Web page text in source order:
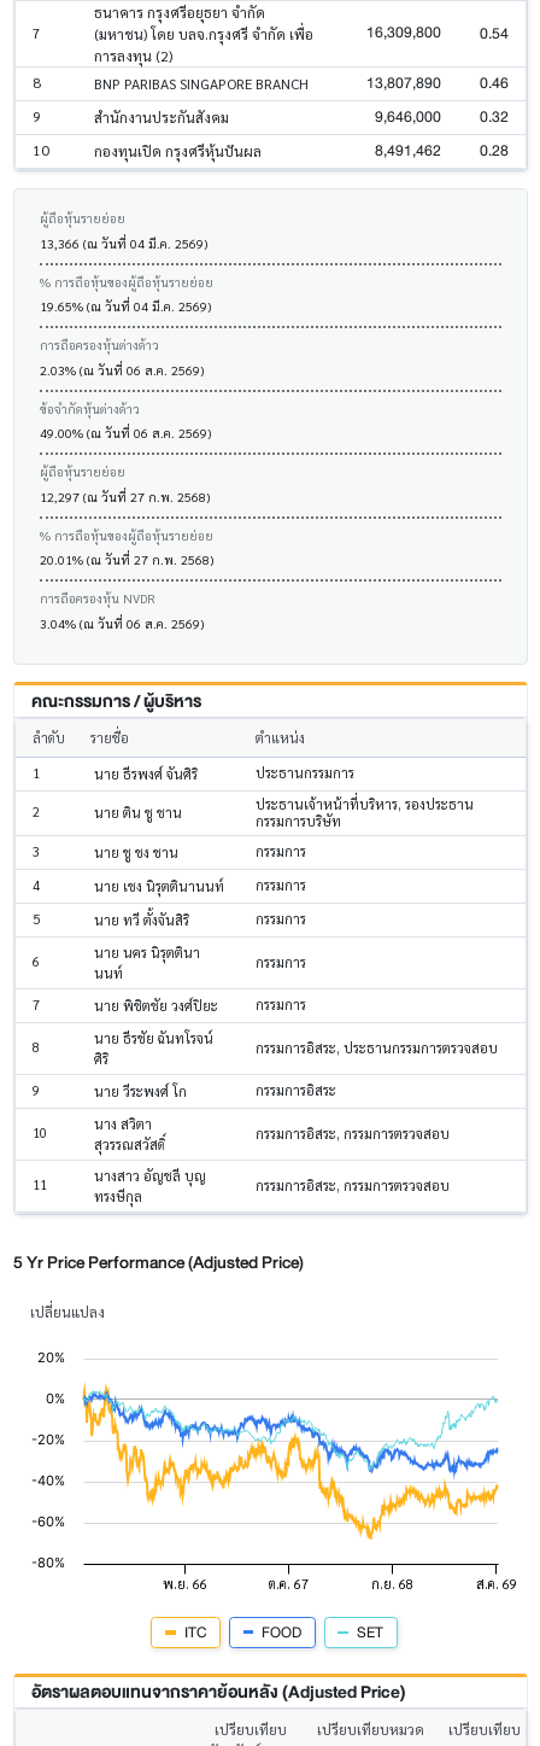
7
ธนาคาร กรุงศรีอยุธยา จำกัด
(มหาชน) โดย บลจ.กรุงศรี จำกัด เพื่อ
การลงทุน (2)
16,309,800 0.54
8 BNP PARIBAS SINGAPORE BRANCH 13,807,890 0.46
9 สำนักงานประกันสังคม 9,646,000 0.32
10 กองทุนเปิด กรุงศรีหุ้นปันผล 8,491,462 0.28
ผู้ถือหุ้นรายย่อย
13,366 (ณ วันที่ 04 มี.ค. 2569)
% การถือหุ้นของผู้ถือหุ้นรายย่อย
19.65% (ณ วันที่ 04 มี.ค. 2569)
การถือครองหุ้นต่างด้าว
2.03% (ณ วันที่ 06 ส.ค. 2569)
ข้อจำกัดหุ้นต่างด้าว
49.00% (ณ วันที่ 06 ส.ค. 2569)
ผู้ถือหุ้นรายย่อย
12,297 (ณ วันที่ 27 ก.พ. 2568)
% การถือหุ้นของผู้ถือหุ้นรายย่อย
20.01% (ณ วันที่ 27 ก.พ. 2568)
การถือครองหุ้น NVDR
3.04% (ณ วันที่ 06 ส.ค. 2569)
คณะกรรมการ / ผู้บริหาร
ลำดับ รายชื่อ
ตำแหน่ง
1
นาย ธีรพงศ์ จันศิริ ประธานกรรมการ
2 นาย ติน ชู ชาน
ประธานเจ้าหน้าที่บริหาร, รองประธาน
กรรมการบริษัท
3
นาย ชู ชง ชาน
กรรมการ
4
นาย เชง นิรุตตินานนท์
กรรมการ
5
นาย ทวี ตั้งจันสิริ กรรมการ
6
นาย นคร นิรุตตินา
นนท์
กรรมการ
7 นาย พิชิตชัย วงศ์ปิยะ กรรมการ
8
นาย ธีรชัย ฉันทโรจน์
ศิริ
กรรมการอิสระ, ประธานกรรมการตรวจสอบ
9 นาย วีระพงศ์ โก กรรมการอิสระ
10
นาง สวิตา
สุวรรณสวัสดิ์
กรรมการอิสระ, กรรมการตรวจสอบ
11
นางสาว อัญชลี บุญ
ทรงษีกุล
กรรมการอิสระ, กรรมการตรวจสอบ
5 Yr Price Performance (Adjusted Price)
เปลี่ยนแปลง
ITC FOOD SET
อัตราผลตอบแทนจากราคาย้อนหลัง (Adjusted Price)
เปรียบเทียบ
เปรียบเทียบหมวด
เปรียบเทียบ